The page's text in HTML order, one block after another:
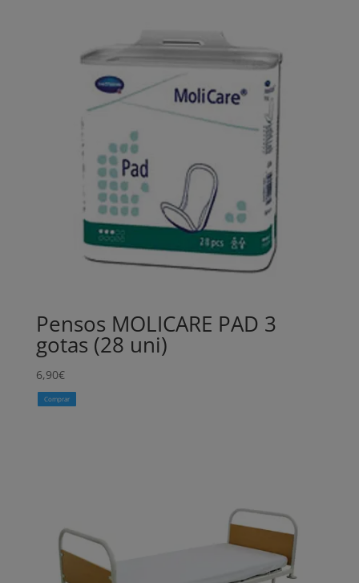
Pensos MOLICARE PAD 3
gotas (28 uni)
6,90€
Comprar